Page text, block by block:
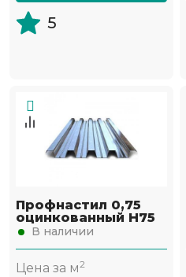
5
Профнастил 0,75
оцинкованный Н75
В наличии
Цена за м2